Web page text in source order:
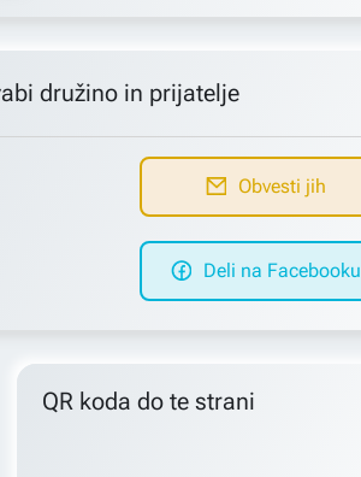
družino in prijatelje
Obvesti jih
Deli na Facebooku
QR koda do te strani